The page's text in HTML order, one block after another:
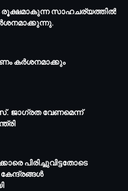
സാഹചര്യത്തില്‍
കര്‍ശനമാക്കും
ജാഗ്രത വേണമെന്ന്
പിരിച്ചുവിട്ടതോടെ